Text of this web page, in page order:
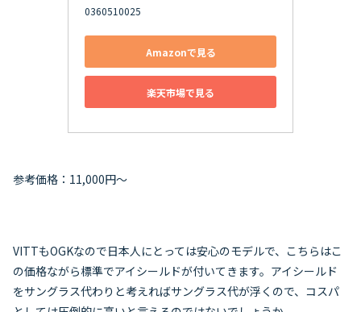
0360510025
Amazonで見る
楽天市場で見る
参考価格：11,000円～
VITTもOGKなので日本人にとっては安心のモデルで、こちらはこ
の価格ながら標準でアイシールドが付いてきます。アイシールド
をサングラス代わりと考えればサングラス代が浮くので、コスパ